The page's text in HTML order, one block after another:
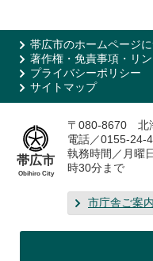
帯広市のホームページ
著作権・免責事項・リン
プライバシーポリシー
サイトマップ
帯広市
Obihiro City
〒080-8670 北
電話／0155-24-
執務時間／月曜
時30分まで
市庁舎ご案内